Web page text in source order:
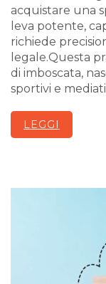
acquistare una
leva potente,
richiede
legale.Questa
di imboscata,
sportivi e
LEGGI